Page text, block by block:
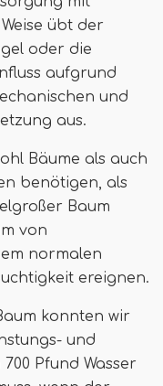
übt der
oder die
aufgrund
und
aus.
Bäume als auch
benötigen, als
Baum
von
normalen
ereignen.
konnten wir
und
Pfund Wasser